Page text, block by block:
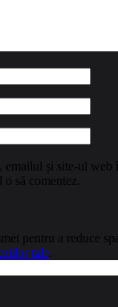
emailul și site-ul web
să comentez.
pentru a reduce
tale